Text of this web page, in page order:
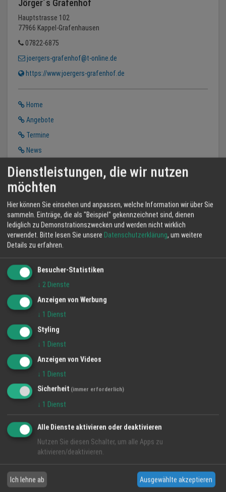
Jörger´s Grafenhof
Hauptstrasse 102
77966 Kappel-Grafenhausen
07822-6875
joergers-grafenhof@t-online.de
https://www.joergers-grafenhof.de
Home
Angebote
Termine
News
Mirabellenwasser
Mirabellenwasser aus Jörger´s Hausbrennerei.
42% vol. | 0,5L
Hersteller:
Jörger´s Grafenhof
Kategorie:
edelbrände
Dienstleistungen, die wir nutzen
möchten
Hier können Sie einsehen und anpassen, welche Information wir über Sie
sammeln. Einträge, die als "Beispiel" gekennzeichnet sind, dienen
lediglich zu Demonstrationszwecken und werden nicht wirklich
verwendet. Bitte lesen Sie unsere Datenschutzerklärung, um weitere
Details zu erfahren.
Besucher-Statistiken
↓ 2 Dienste
Anzeigen von Werbung
↓ 1 Dienst
Styling
↓ 1 Dienst
Anzeigen von Videos
↓ 1 Dienst
Sicherheit (immer erforderlich)
↓ 1 Dienst
Alle Dienste aktivieren oder deaktivieren
Nutzen Sie diesen Schalter, um alle Apps zu
aktivieren/deaktivieren.
Ich lehne ab Ausgewählte akzeptieren